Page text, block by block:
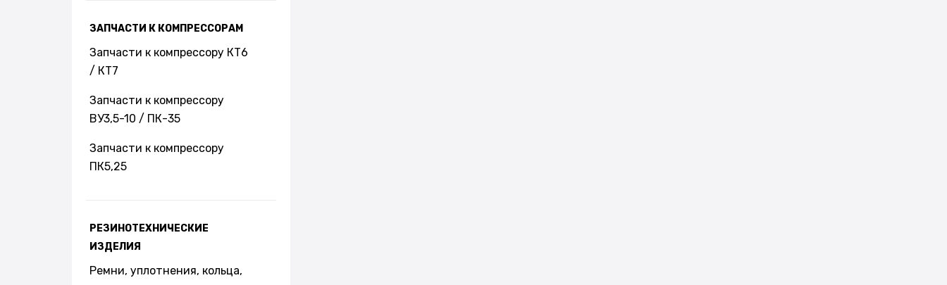
ЗАПЧАСТИ К КОМПРЕССОРАМ
Запчасти к компрессору КТ6
/ КТ7
Запчасти к компрессору
ВУ3,5-10 / ПК-35
Запчасти к компрессору
ПК5,25
РЕЗИНОТЕХНИЧЕСКИЕ
ИЗДЕЛИЯ
Ремни, уплотнения, кольца,